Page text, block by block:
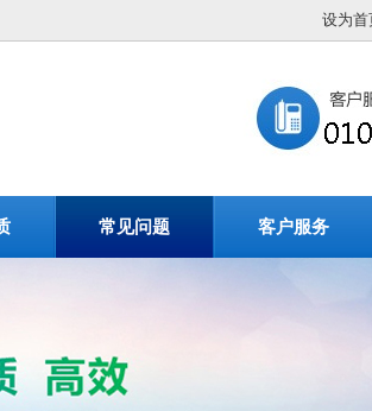
设为首
常见问题 客户服务